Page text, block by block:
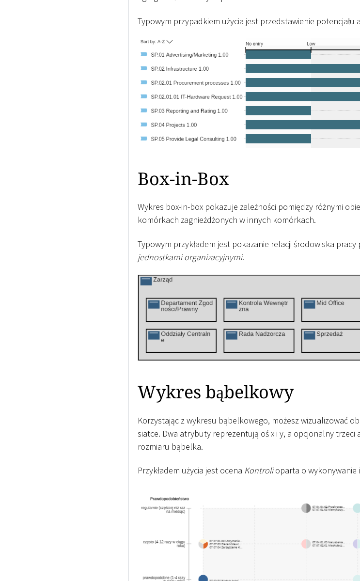
Typowym przypadkiem użycia jest przedstawienie potencjału
Box-in-Box
Wykres box-in-box pokazuje zależności pomiędzy różnymi
komórkach zagnieżdżonych w innych komórkach.
Typowym przykładem jest pokazanie relacji środowiska pracy
jednostkami organizacyjnymi.
Wykres bąbelkowy
Korzystając z wykresu bąbelkowego, możesz wizualizować
siatce. Dwa atrybuty reprezentują oś x i y, a opcjonalny
rozmiaru bąbelka.
Przykładem użycia jest ocena Kontrolioparta o wykonywanie